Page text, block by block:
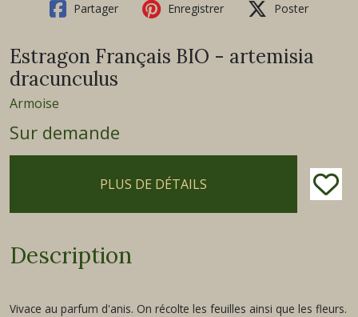
Partager Enregistrer Poster
Estragon Français BIO - artemisia
dracunculus
Armoise
Sur demande
PLUS DE DÉTAILS
Description
Vivace au parfum d'anis. On récolte les feuilles ainsi que les fleurs.